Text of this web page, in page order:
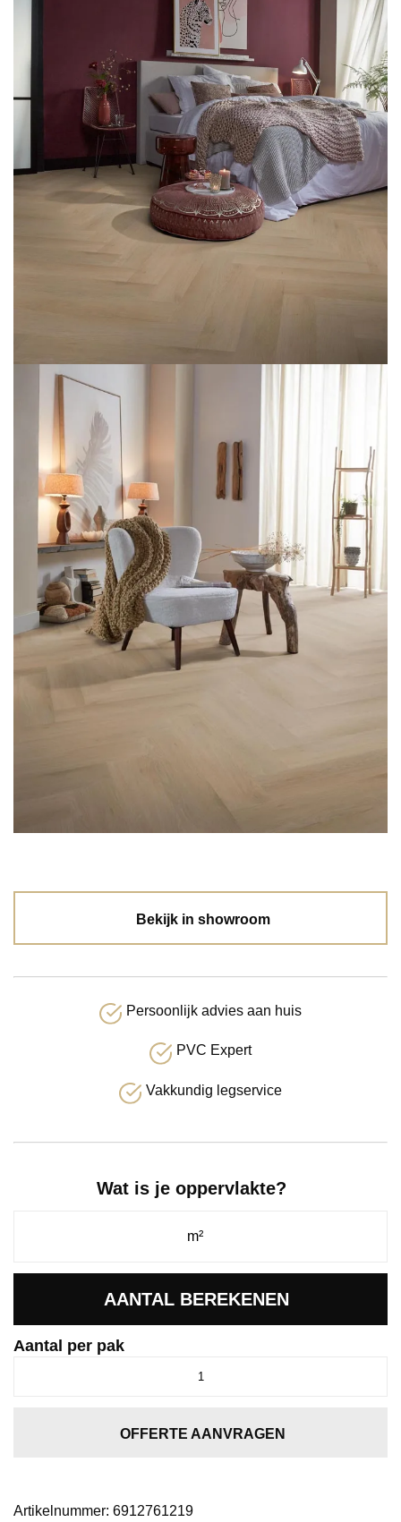
Bekijk in showroom
Persoonlijk advies aan huis
PVC Expert
Vakkundig legservice
Wat is je oppervlakte?
AANTAL BEREKENEN
Aantal per pak
OFFERTE AANVRAGEN
Artikelnummer: 6912761219